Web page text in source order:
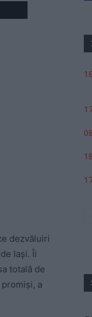
dezvăluiri
Iași. Îi
totală de
a